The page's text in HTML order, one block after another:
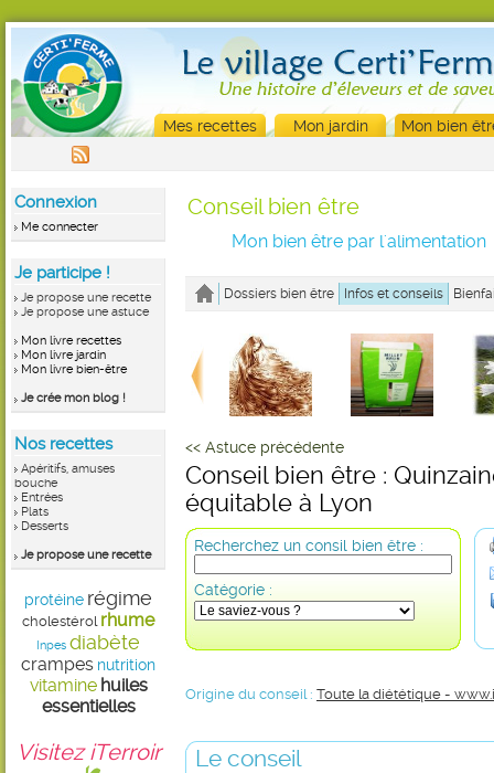
Mes recettes Mon jardin Mon bien
Connexion
Me connecter
Je participe !
Je propose une recette
Je propose une astuce
Mon livre recettes
Mon livre jardin
Mon livre bien-être
Je crée mon blog !
Nos recettes
Apéritifs, amuses
bouche
Entrées
Plats
Desserts
Je propose une recette
protéine régime
cholestérol rhume
Inpes diabète
crampes nutrition
vitamine huiles
essentielles
Visitez iTerroir
Conseil bien être
Mon bien être par l'alimentation
Dossiers bien être Infos et conseils
<< Astuce précédente
Conseil bien être :
équitable à Lyon
Recherchez un consil bien être :
Catégorie :
Origine du conseil : Toute la diététique -
Le conseil